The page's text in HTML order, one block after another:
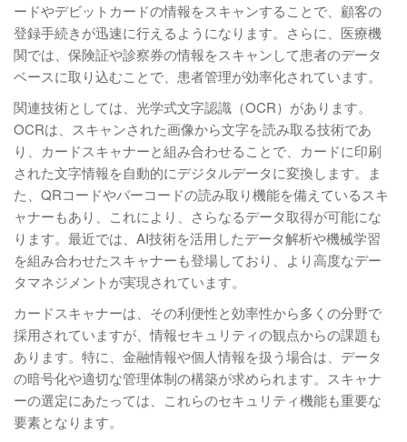
ードやデビットカードの情報をスキャンすることで、顧客の
登録手続きが迅速に行えるようになります。さらに、医療機
関では、保険証や診察券の情報をスキャンして患者のデータ
ベースに取り込むことで、患者管理が効率化されています。
関連技術としては、光学式文字認識（OCR）があります。
OCRは、スキャンされた画像から文字を読み取る技術であ
り、カードスキャナーと組み合わせることで、カードに印刷
された文字情報を自動的にデジタルデータに変換します。ま
た、QRコードやバーコードの読み取り機能を備えているスキ
ャナーもあり、これにより、さらなるデータ取得が可能にな
ります。最近では、AI技術を活用したデータ解析や機械学習
を組み合わせたスキャナーも登場しており、より高度なデー
タマネジメントが実現されています。
カードスキャナーは、その利便性と効率性から多くの分野で
採用されていますが、情報セキュリティの観点からの課題も
あります。特に、金融情報や個人情報を扱う場合は、データ
の暗号化や適切な管理体制の構築が求められます。スキャナ
ーの選定にあたっては、これらのセキュリティ機能も重要な
要素となります。